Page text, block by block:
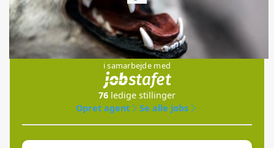
Jobs
i samarbejde med
76 ledige stillinger
Opret agent
Se alle jobs